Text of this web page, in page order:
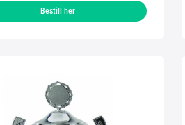
Bestill her